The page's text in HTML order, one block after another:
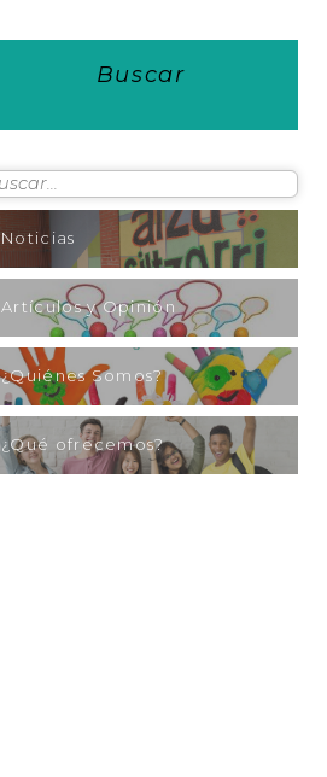
Buscar
Noticias
Artículos y Opinión
¿Quiénes Somos?
¿Qué ofrecemos?